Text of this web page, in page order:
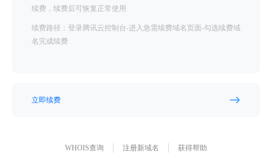
续费，续费后可恢复正常使用
续费路径：登录腾讯云控制台-进入急需续费域名页面-勾选续费域
名完成续费
立即续费
WHOIS查询 注册新域名 获得帮助